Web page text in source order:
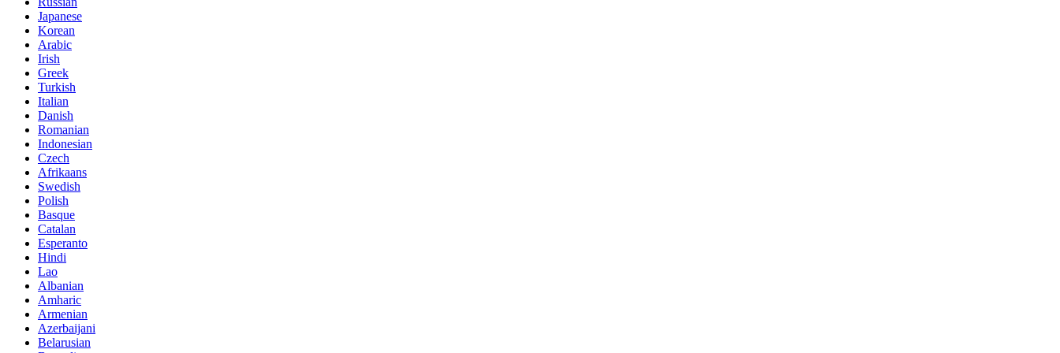
Japanese
Korean
Arabic
Irish
Greek
Turkish
Italian
Danish
Romanian
Indonesian
Czech
Afrikaans
Swedish
Polish
Basque
Catalan
Esperanto
Hindi
Lao
Albanian
Amharic
Armenian
Azerbaijani
Belarusian